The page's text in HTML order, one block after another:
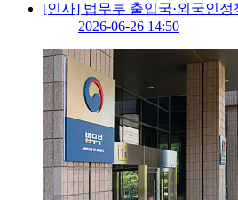
[인사] 법무부 출입국·외국인정
2026-06-26 14:50